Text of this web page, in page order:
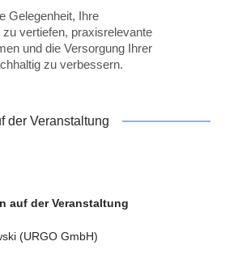
Gelegenheit, Ihre
vertiefen, praxisrelevante
und die Versorgung Ihrer
zu verbessern.
der Veranstaltung
auf der Veranstaltung
(URGO GmbH)